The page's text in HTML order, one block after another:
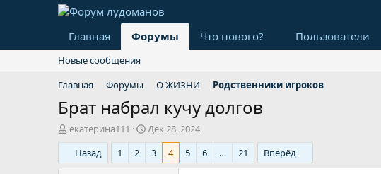
Главная Форумы Что нового? Пользователи
Новые сообщения
Главная
Форумы О ЖИЗНИ Родственники игроков
Брат набрал кучу долгов
А
в
о
екатерина111
Д
а
а
Дек 28, 2024
Назад
1 2 3 4 5 6 … 21 Вперёд